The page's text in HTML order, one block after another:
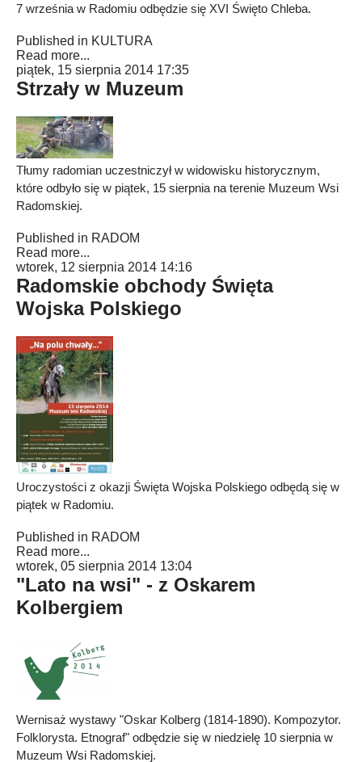
7 września w Radomiu odbędzie się XVI Święto Chleba.
Published in KULTURA
Read more...
piątek, 15 sierpnia 2014 17:35
Strzały w Muzeum
Tłumy radomian uczestniczył w widowisku historycznym,
które odbyło się w piątek, 15 sierpnia na terenie Muzeum Wsi
Radomskiej.
Published in RADOM
Read more...
wtorek, 12 sierpnia 2014 14:16
Radomskie obchody Święta
Wojska Polskiego
Uroczystości z okazji Święta Wojska Polskiego odbędą się w
piątek w Radomiu.
Published in RADOM
Read more...
wtorek, 05 sierpnia 2014 13:04
"Lato na wsi" - z Oskarem
Kolbergiem
Wernisaż wystawy "Oskar Kolberg (1814-1890). Kompozytor.
Folklorysta. Etnograf" odbędzie się w niedzielę 10 sierpnia w
Muzeum Wsi Radomskiej.